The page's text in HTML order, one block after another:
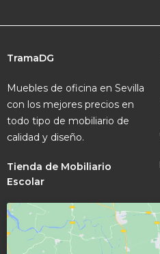
TramaDG
Muebles de oficina en Sevilla
con los mejores precios en
todo tipo de mobiliario de
calidad y diseño.
Tienda de Mobiliario
Escolar